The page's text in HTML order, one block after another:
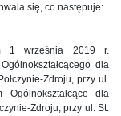
się, co następuje:
1 września 2019 r.
dla
Zdroju, przy ul.
dla
Zdroju, przy ul. St.